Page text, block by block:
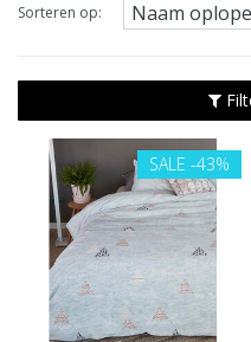
Sorteren op:
SALE -43%